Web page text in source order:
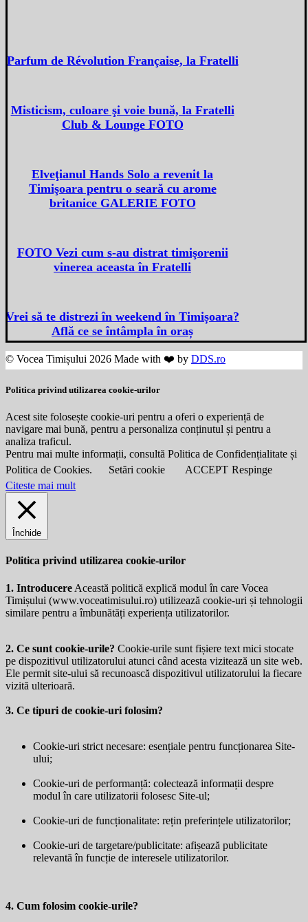
Parfum de Révolution Française, la Fratelli
Misticism, culoare şi voie bună, la Fratelli
Club & Lounge FOTO
Elveţianul Hands Solo a revenit la
Timişoara pentru o seară cu arome
britanice GALERIE FOTO
FOTO Vezi cum s-au distrat timişorenii
vinerea aceasta în Fratelli
Vrei să te distrezi în weekend în Timișoara?
Află ce se întâmpla în oraș
© Vocea Timișului 2026 Made with ❤️ by DDS.ro
Politica privind utilizarea cookie-urilor
Acest site folosește cookie-uri pentru a oferi o experiență de
navigare mai bună, pentru a personaliza conținutul și pentru a
analiza traficul.
Pentru mai multe informații, consultă Politica de Confidențialitate și
Politica de Cookies.
Setări cookie ACCEPT Respinge
Citeste mai mult
Închide
Politica privind utilizarea cookie-urilor
1. Introducere Această politică explică modul în care Vocea
Timișului (www.voceatimisului.ro) utilizează cookie-uri și tehnologii
similare pentru a îmbunătăți experiența utilizatorilor.
2. Ce sunt cookie-urile? Cookie-urile sunt fișiere text mici stocate
pe dispozitivul utilizatorului atunci când acesta vizitează un site web.
Ele permit site-ului să recunoască dispozitivul utilizatorului la fiecare
vizită ulterioară.
3. Ce tipuri de cookie-uri folosim?
Cookie-uri strict necesare: esențiale pentru funcționarea Site-
ului;
Cookie-uri de performanță: colectează informații despre
modul în care utilizatorii folosesc Site-ul;
Cookie-uri de funcționalitate: rețin preferințele utilizatorilor;
Cookie-uri de targetare/publicitate: afișează publicitate
relevantă în funcție de interesele utilizatorilor.
4. Cum folosim cookie-urile?